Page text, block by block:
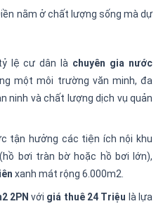
nằm ở chất lượng sống mà dự
lệ cư dân là chuyên gia nước
một môi trường văn minh, đa
ninh và chất lượng dịch vụ quản
tận hưởng các tiện ích nội khu
(hồ bơi tràn bờ hoặc hồ bơi lớn),
xanh mát rộng 6.000m2.
2PN với giá thuê 24 Triệu là lựa